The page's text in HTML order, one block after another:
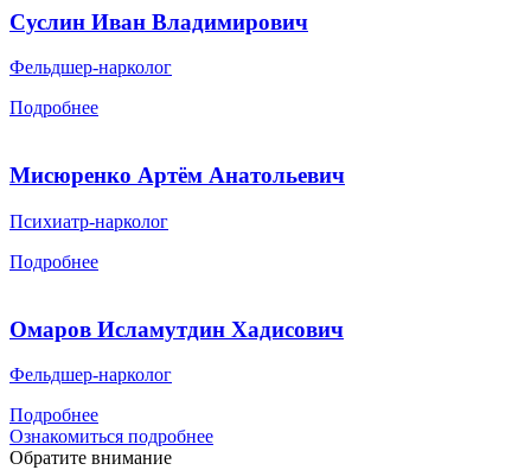
Суслин Иван Владимирович
Фельдшер-нарколог
Подробнее
Мисюренко Артём Анатольевич
Психиатр-нарколог
Подробнее
Омаров Исламутдин Хадисович
Фельдшер-нарколог
Подробнее
Ознакомиться подробнее
Обратите внимание